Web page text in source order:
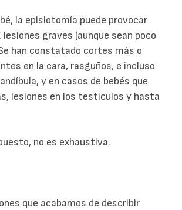
la episiotomía puede provocar
lesiones graves (aunque sean poco
han constatado cortes más o
en la cara, rasguños, e incluso
y en casos de bebés que
lesiones en los testículos y hasta
no es exhaustiva.
que acabamos de describir